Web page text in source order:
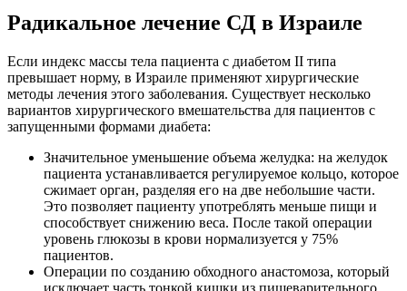
Радикальное лечение СД в Израиле
Если индекс массы тела пациента с диабетом II типа
превышает норму, в Израиле применяют хирургические
методы лечения этого заболевания. Существует несколько
вариантов хирургического вмешательства для пациентов с
запущенными формами диабета:
Значительное уменьшение объема желудка: на желудок
пациента устанавливается регулируемое кольцо, которое
сжимает орган, разделяя его на две небольшие части.
Это позволяет пациенту употреблять меньше пищи и
способствует снижению веса. После такой операции
уровень глюкозы в крови нормализуется у 75%
пациентов.
Операции по созданию обходного анастомоза, который